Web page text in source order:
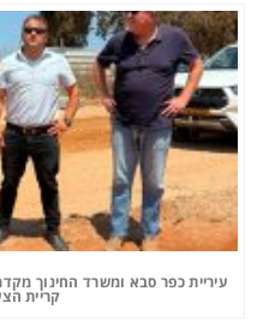
עיריית כפר סבא ומשרד החינוך
קריית